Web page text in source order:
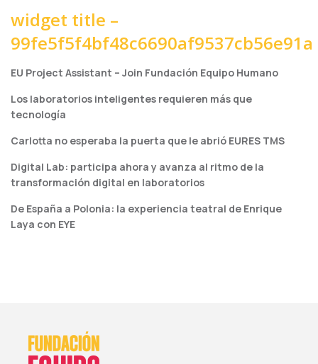
widget title –
99fe5f5f4bf48c6690af9537cb56e91a
EU Project Assistant – Join Fundación Equipo Humano
Los laboratorios inteligentes requieren más que
tecnología
Carlotta no esperaba la puerta que le abrió EURES TMS
Digital Lab: participa ahora y avanza al ritmo de la
transformación digital en laboratorios
De España a Polonia: la experiencia teatral de Enrique
Laya con EYE